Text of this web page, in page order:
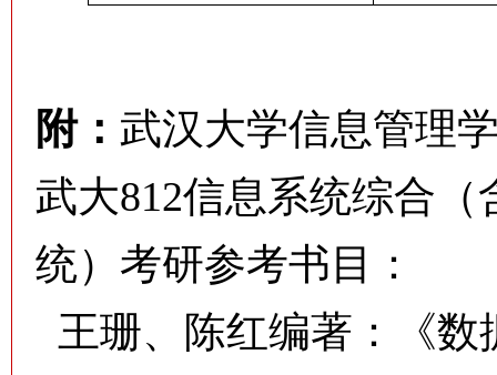
附：武汉大学信息管理
武大812信息系统综合
统）考研参考书目：
王珊、陈红编著：《